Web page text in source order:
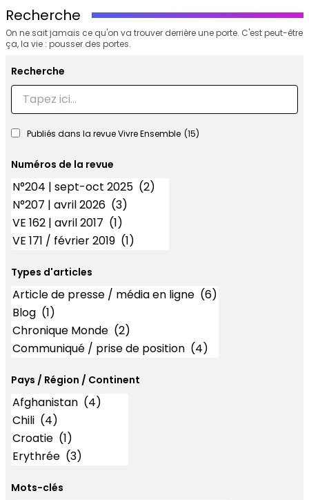
Recherche
On ne sait jamais ce qu'on va trouver derrière une porte. C'est peut-être
ça, la vie : pousser des portes.
Recherche
Recherche
Publiés dans la revue Vivre Ensemble (15)
Numéros de la revue
Numéros
Types d'articles
Types d'articles
Pays / Région / Continent
Mots-clés